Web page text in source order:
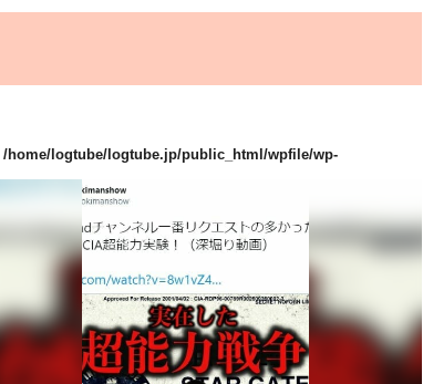
/home/logtube/logtube.jp/public_html/wpfile/wp-